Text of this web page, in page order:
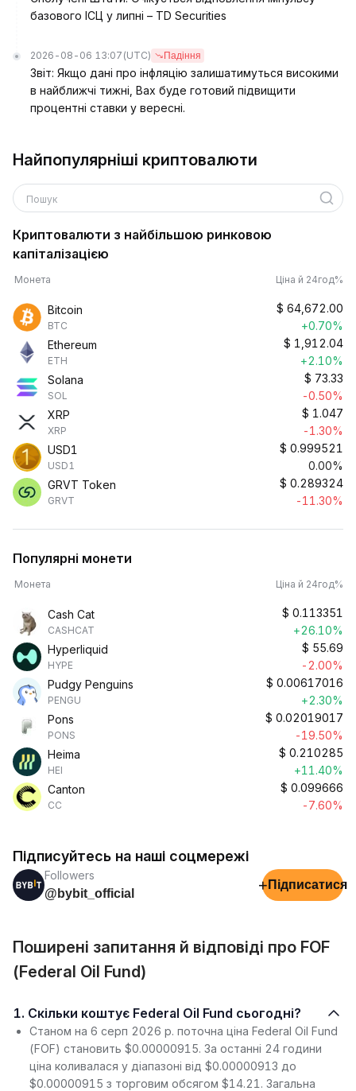
базового ІСЦ у липні – TD Securities
2026-08-06 13:07 (UTC) Падіння
Звіт: Якщо дані про інфляцію залишатимуться високими
в найближчі тижні, Вах буде готовий підвищити
процентні ставки у вересні.
Найпопулярніші криптовалюти
Пошук
Криптовалюти з найбільшою ринковою
капіталізацією
Монета Ціна й 24год%
Bitcoin
BTC
$ 64,672.00
+0.70%
Ethereum
ETH
$ 1,912.04
+2.10%
Solana
SOL
$ 73.33
-0.50%
XRP
XRP
$ 1.047
-1.30%
USD1
USD1
$ 0.999521
0.00%
GRVT Token
GRVT
$ 0.289324
-11.30%
Популярні монети
Монета Ціна й 24год%
Cash Cat
CASHCAT
$ 0.113351
+26.10%
Hyperliquid
HYPE
$ 55.69
-2.00%
Pudgy Penguins
PENGU
$ 0.00617016
+2.30%
Pons
PONS
$ 0.02019017
-19.50%
Heima
HEI
$ 0.210285
+11.40%
Canton
CC
$ 0.099666
-7.60%
Підписуйтесь на наші соцмережі
Followers
@bybit_official
+ Підписатися
Поширені запитання й відповіді про FOF
(Federal Oil Fund)
1. Скільки коштує Federal Oil Fund сьогодні?
Станом на 6 серп 2026 р. поточна ціна Federal Oil Fund
(FOF) становить $0.00000915. За останні 24 години
ціна коливалася у діапазоні від $0.00000913 до
$0.00000915 з торговим обсягом $14.21. Загальна